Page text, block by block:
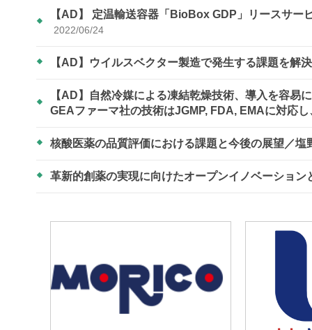
【AD】 定温輸送容器「BioBox GDP」リースサー
2022/06/24
【AD】ウイルスベクター製造で発生する課題を
【AD】自然冷媒による凍結乾燥技術、導入を容易
GEAファーマ社の技術はJGMP, FDA, EMAに対応
核酸医薬の品質評価における課題と今後の展望／
革新的創薬の実現に向けたオープンイノベーショ